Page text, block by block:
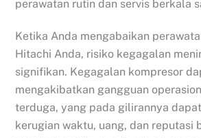
perawatan rutin dan servis berkala
Ketika Anda mengabaikan
Hitachi Anda, risiko kegagalan
signifikan. Kegagalan kompresor
mengakibatkan gangguan
terduga, yang pada gilirannya
kerugian waktu, uang, dan reputasi